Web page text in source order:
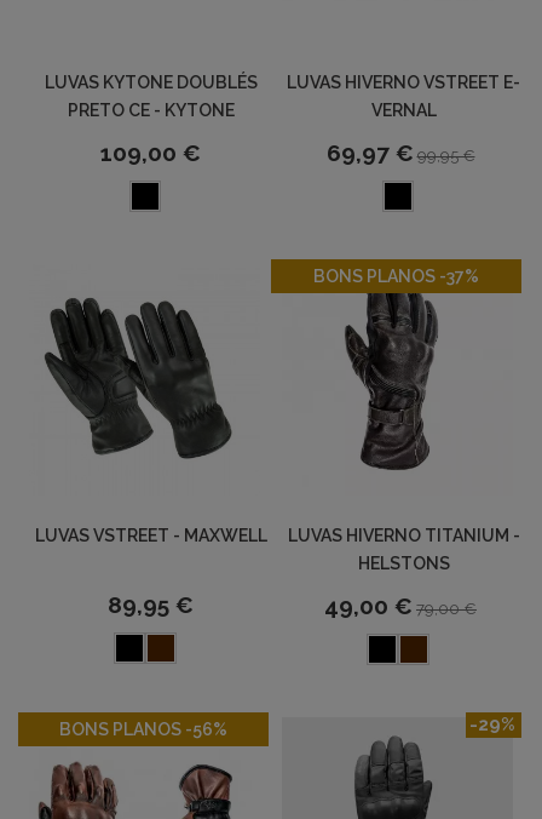
LUVAS KYTONE DOUBLÉS
PRETO CE - KYTONE
109,00 €
LUVAS HIVERNO VSTREET E-
VERNAL
69,97 € 99,95 €
LUVAS VSTREET - MAXWELL
89,95 €
BONS PLANOS -37%
LUVAS HIVERNO TITANIUM -
HELSTONS
49,00 € 79,00 €
-37%
BONS PLANOS -56%-56% -29%